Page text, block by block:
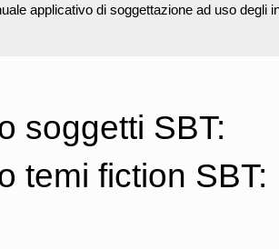
applicativo di soggettazione ad uso degli
soggetti SBT:
temi fiction SBT: